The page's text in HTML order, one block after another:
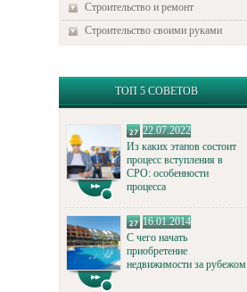
Строительство и ремонт
Строительство своими руками
ТОП 5 СОВЕТОВ
22.07.2022
Из каких этапов состоит
процесс вступления в
СРО: особенности
процесса
16.01.2014
С чего начать
приобретение
недвижимости за рубежом